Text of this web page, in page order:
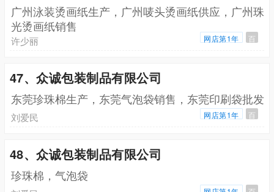
广州泳装烫画纸生产，广州唛头烫画纸供应，广州珠
光烫画纸销售
许少丽 网店第1年 百
47、众诚包装制品有限公司
东莞珍珠棉生产，东莞气泡袋销售，东莞印刷袋批发
刘爱民 网店第1年 百
48、众诚包装制品有限公司
珍珠棉，气泡袋